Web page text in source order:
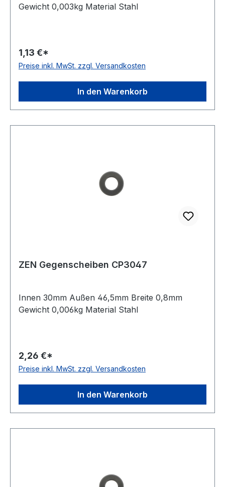
Gewicht 0,003kg Material Stahl
1,13 €*
Preise inkl. MwSt. zzgl. Versandkosten
In den Warenkorb
ZEN Gegenscheiben CP3047
Innen 30mm Außen 46,5mm Breite 0,8mm
Gewicht 0,006kg Material Stahl
2,26 €*
Preise inkl. MwSt. zzgl. Versandkosten
In den Warenkorb